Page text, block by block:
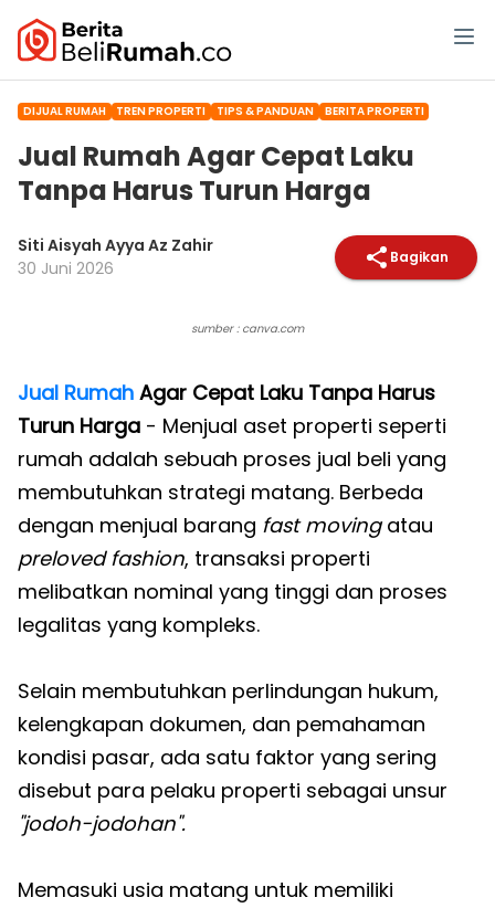
DIJUAL RUMAH TREN PROPERTI TIPS & PANDUAN BERITA PROPERTI
Jual Rumah Agar Cepat Laku
Tanpa Harus Turun Harga
Siti Aisyah Ayya Az Zahir
30 Juni 2026
Bagikan
sumber : canva.com
Jual Rumah Agar Cepat Laku Tanpa Harus
Turun Harga - Menjual aset properti seperti
rumah adalah sebuah proses jual beli yang
membutuhkan strategi matang. Berbeda
dengan menjual barang fast movingatau
preloved fashion, transaksi properti
melibatkan nominal yang tinggi dan proses
legalitas yang kompleks.
Selain membutuhkan perlindungan hukum,
kelengkapan dokumen, dan pemahaman
kondisi pasar, ada satu faktor yang sering
disebut para pelaku properti sebagai unsur
"jodoh-jodohan".
Memasuki usia matang untuk memiliki